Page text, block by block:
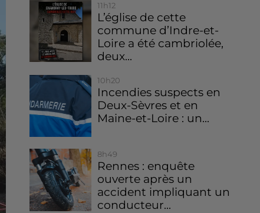
11h12
L’église de cette
commune d’Indre-et-
Loire a été cambriolée,
deux...
10h20
Incendies suspects en
Deux-Sèvres et en
Maine-et-Loire : un...
8h49
Rennes : enquête
ouverte après un
accident impliquant un
conducteur...